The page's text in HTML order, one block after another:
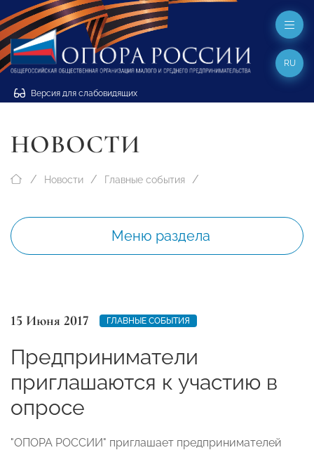
Версия для слабовидящих
RU
НОВОСТИ
Новости Главные события
Меню раздела
15 Июня 2017 ГЛАВНЫЕ СОБЫТИЯ
Предприниматели
приглашаются к участию в
опросе
"ОПОРА РОССИИ" приглашает предпринимателей